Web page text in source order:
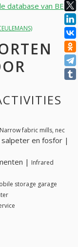
database van BE
Narrow fabric mills, nec
salpeter en fosfor |
| Infrared
storage garage